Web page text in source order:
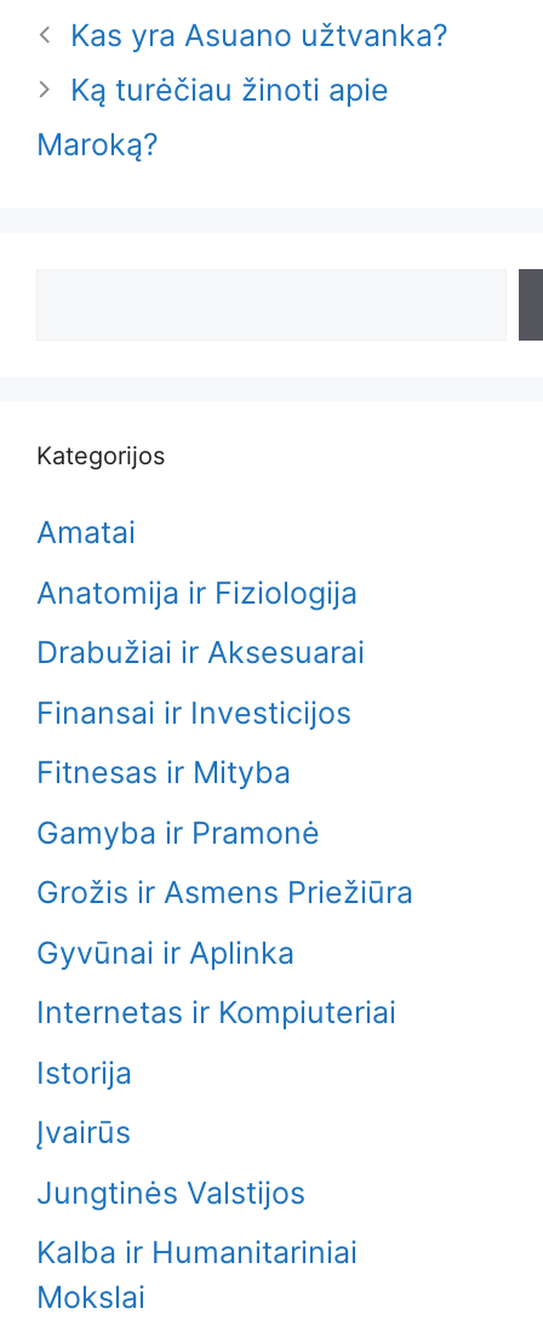
Kas yra Asuano užtvanka?
Ką turėčiau žinoti apie
Maroką?
Kategorijos
Amatai
Anatomija ir Fiziologija
Drabužiai ir Aksesuarai
Finansai ir Investicijos
Fitnesas ir Mityba
Gamyba ir Pramonė
Grožis ir Asmens Priežiūra
Gyvūnai ir Aplinka
Internetas ir Kompiuteriai
Istorija
Įvairūs
Jungtinės Valstijos
Kalba ir Humanitariniai
Mokslai